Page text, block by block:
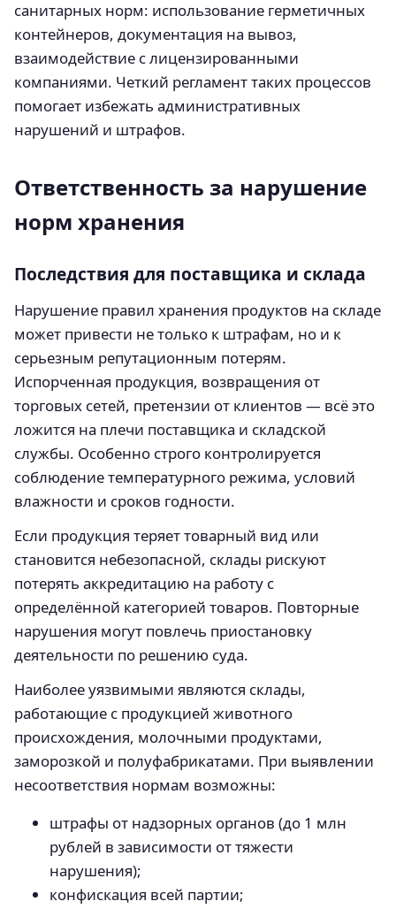
санитарных норм: использование герметичных
контейнеров, документация на вывоз,
взаимодействие с лицензированными
компаниями. Четкий регламент таких процессов
помогает избежать административных
нарушений и штрафов.
Ответственность за нарушение
норм хранения
Последствия для поставщика и склада
Нарушение правил хранения продуктов на складе
может привести не только к штрафам, но и к
серьезным репутационным потерям.
Испорченная продукция, возвращения от
торговых сетей, претензии от клиентов — всё это
ложится на плечи поставщика и складской
службы. Особенно строго контролируется
соблюдение температурного режима, условий
влажности и сроков годности.
Если продукция теряет товарный вид или
становится небезопасной, склады рискуют
потерять аккредитацию на работу с
определённой категорией товаров. Повторные
нарушения могут повлечь приостановку
деятельности по решению суда.
Наиболее уязвимыми являются склады,
работающие с продукцией животного
происхождения, молочными продуктами,
заморозкой и полуфабрикатами. При выявлении
несоответствия нормам возможны:
штрафы от надзорных органов (до 1 млн
рублей в зависимости от тяжести
нарушения);
конфискация всей партии;